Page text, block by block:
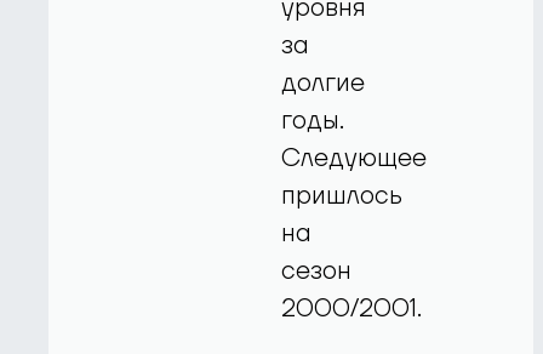
уровня
за
долгие
годы.
Следующее
пришлось
на
сезон
2000/2001.